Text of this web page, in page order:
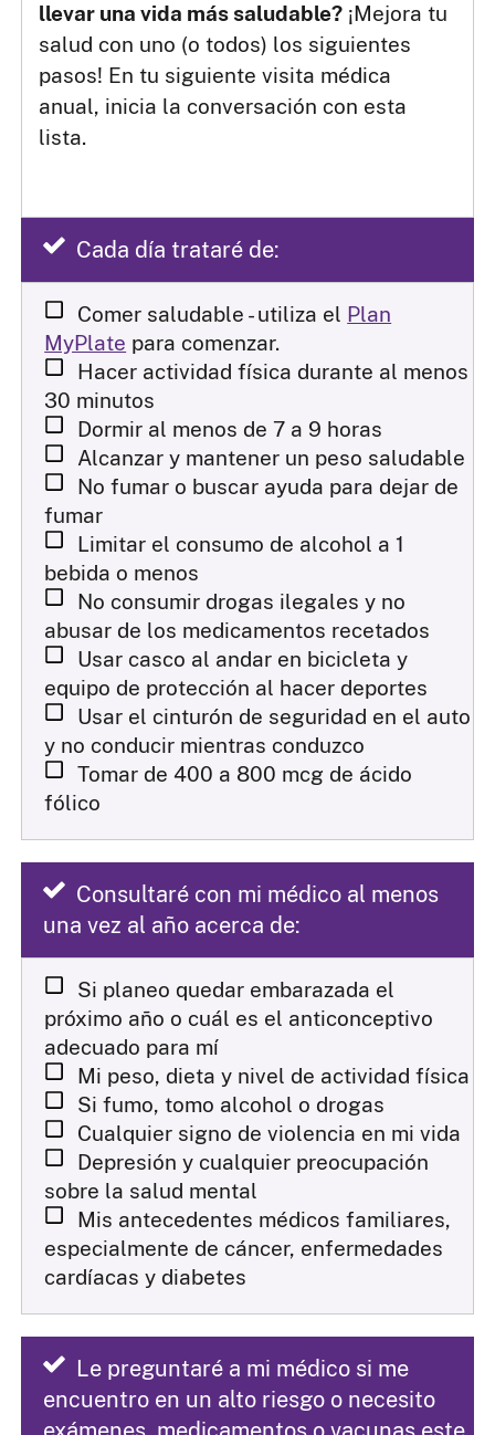
llevar una vida más saludable? ¡Mejora tu
salud con uno (o todos) los siguientes
pasos! En tu siguiente visita médica
anual, inicia la conversación con esta
lista.
Cada día trataré de:
Comer saludable - utiliza el Plan
MyPlate para comenzar.
Hacer actividad física durante al menos
30 minutos
Dormir al menos de 7 a 9 horas
Alcanzar y mantener un peso saludable
No fumar o buscar ayuda para dejar de
fumar
Limitar el consumo de alcohol a 1
bebida o menos
No consumir drogas ilegales y no
abusar de los medicamentos recetados
Usar casco al andar en bicicleta y
equipo de protección al hacer deportes
Usar el cinturón de seguridad en el auto
y no conducir mientras conduzco
Tomar de 400 a 800 mcg de ácido
fólico
Consultaré con mi médico al menos
una vez al año acerca de:
Si planeo quedar embarazada el
próximo año o cuál es el anticonceptivo
adecuado para mí
Mi peso, dieta y nivel de actividad física
Si fumo, tomo alcohol o drogas
Cualquier signo de violencia en mi vida
Depresión y cualquier preocupación
sobre la salud mental
Mis antecedentes médicos familiares,
especialmente de cáncer, enfermedades
cardíacas y diabetes
Le preguntaré a mi médico si me
encuentro en un alto riesgo o necesito